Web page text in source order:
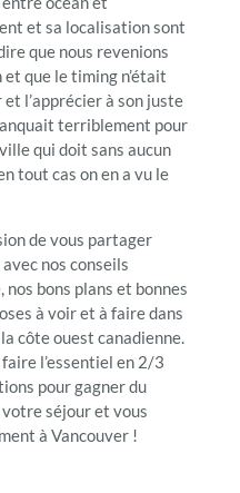
et sa localisation sont
que nous revenions
et que le timing n’était
l’apprécier à son juste
terriblement pour
qui doit sans aucun
tout cas on en a vu le
de vous partager
nos conseils
bons plans et bonnes
à voir et à faire dans
côte ouest canadienne.
l’essentiel en 2/3
pour gagner du
votre séjour et vous
à Vancouver !